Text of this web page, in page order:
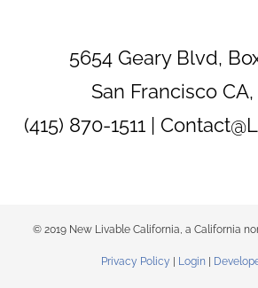
5654 Geary Blvd,
San Francisco CA,
(415) 870-1511 |
© 2019 New Livable California, a California
Privacy Policy Login|